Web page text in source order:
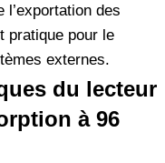
l’exportation des
pratique pour le
externes.
du lecteur
à 96